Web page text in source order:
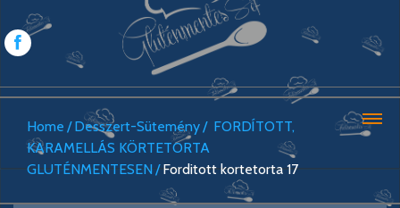
Home Desszert-Sütemény
FORDÍTOTT,
KARAMELLÁS KÖRTETORTA
GLUTÉNMENTESEN
Forditott kortetorta 17